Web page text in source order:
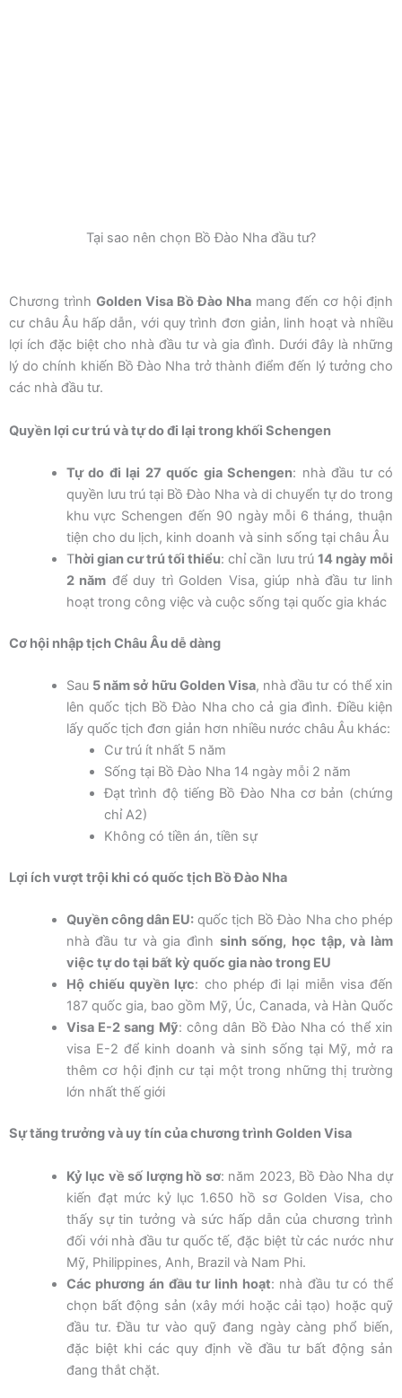
Tại sao nên chọn Bồ Đào Nha đầu tư?
Chương trình Golden Visa Bồ Đào Nha mang đến cơ hội định
cư châu Âu hấp dẫn, với quy trình đơn giản, linh hoạt và nhiều
lợi ích đặc biệt cho nhà đầu tư và gia đình. Dưới đây là những
lý do chính khiến Bồ Đào Nha trở thành điểm đến lý tưởng cho
các nhà đầu tư.
Quyền lợi cư trú và tự do đi lại trong khối Schengen
Tự do đi lại 27 quốc gia Schengen: nhà đầu tư có
quyền lưu trú tại Bồ Đào Nha và di chuyển tự do trong
khu vực Schengen đến 90 ngày mỗi 6 tháng, thuận
tiện cho du lịch, kinh doanh và sinh sống tại châu Âu
Thời gian cư trú tối thiểu: chỉ cần lưu trú 14 ngày mỗi
2 năm để duy trì Golden Visa, giúp nhà đầu tư linh
hoạt trong công việc và cuộc sống tại quốc gia khác
Cơ hội nhập tịch Châu Âu dễ dàng
Sau 5 năm sở hữu Golden Visa, nhà đầu tư có thể xin
lên quốc tịch Bồ Đào Nha cho cả gia đình. Điều kiện
lấy quốc tịch đơn giản hơn nhiều nước châu Âu khác:
Cư trú ít nhất 5 năm
Sống tại Bồ Đào Nha 14 ngày mỗi 2 năm
Đạt trình độ tiếng Bồ Đào Nha cơ bản (chứng
chỉ A2)
Không có tiền án, tiền sự
Lợi ích vượt trội khi có quốc tịch Bồ Đào Nha
Quyền công dân EU: quốc tịch Bồ Đào Nha cho phép
nhà đầu tư và gia đình sinh sống, học tập, và làm
việc tự do tại bất kỳ quốc gia nào trong EU
Hộ chiếu quyền lực: cho phép đi lại miễn visa đến
187 quốc gia, bao gồm Mỹ, Úc, Canada, và Hàn Quốc
Visa E-2 sang Mỹ: công dân Bồ Đào Nha có thể xin
visa E-2 để kinh doanh và sinh sống tại Mỹ, mở ra
thêm cơ hội định cư tại một trong những thị trường
lớn nhất thế giới
Sự tăng trưởng và uy tín của chương trình Golden Visa
Kỷ lục về số lượng hồ sơ: năm 2023, Bồ Đào Nha dự
kiến đạt mức kỷ lục 1.650 hồ sơ Golden Visa, cho
thấy sự tin tưởng và sức hấp dẫn của chương trình
đối với nhà đầu tư quốc tế, đặc biệt từ các nước như
Mỹ, Philippines, Anh, Brazil và Nam Phi.
Các phương án đầu tư linh hoạt: nhà đầu tư có thể
chọn bất động sản (xây mới hoặc cải tạo) hoặc quỹ
đầu tư. Đầu tư vào quỹ đang ngày càng phổ biến,
đặc biệt khi các quy định về đầu tư bất động sản
đang thắt chặt.